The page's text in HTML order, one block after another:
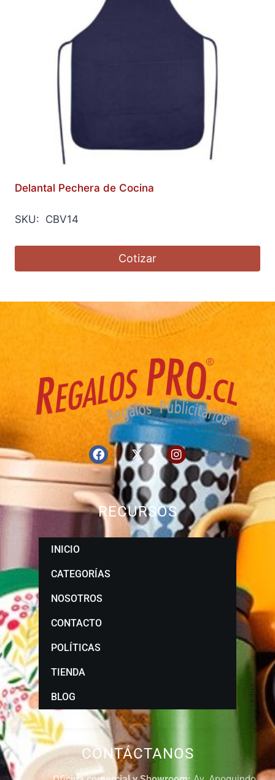
Delantal Pechera de Cocina
SKU: CBV14
Cotizar
CONTÁCTANOS
RECURSOS
INICIO
CATEGORÍAS
NOSOTROS
CONTACTO
POLÍTICAS
TIENDA
BLOG